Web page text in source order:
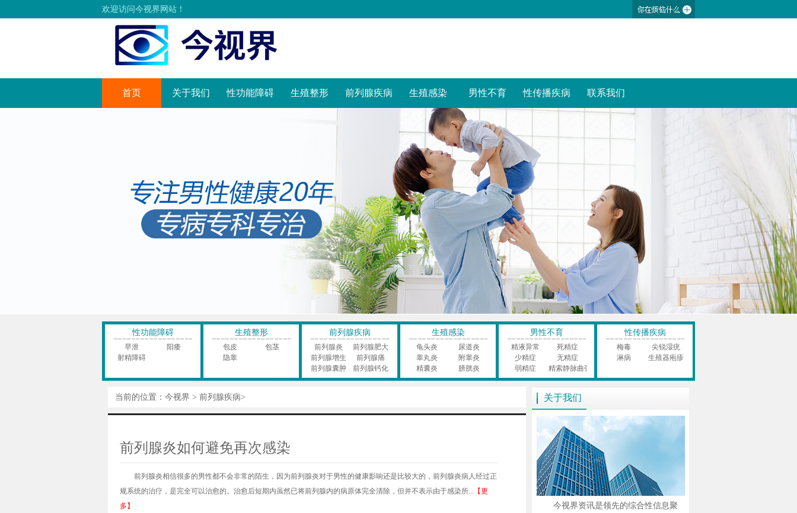
欢迎访问今视界网站！
首页 关于我们 性功能障碍 生殖整形 前列腺疾病 生殖感染 男性不育 性传播疾病 联系我们
性功能障碍
早泄
阳痿
射精障碍
生殖整形
包皮
包茎
隐睾
前列腺疾病
前列腺炎
前列腺肥大
前列腺增生
前列腺痛
前列腺囊肿
前列腺钙化
生殖感染
龟头炎
尿道炎
睾丸炎
附睾炎
精囊炎
膀胱炎
男性不育
精液异常
死精症
少精症
无精症
弱精症
精索静脉曲张
性传播疾病
梅毒
尖锐湿疣
淋病
生殖器疱疹
当前的位置： 今视界 > 前列腺疾病>
前列腺炎如何避免再次感染
前列腺炎相信很多的男性都不会非常的陌生，因为前列腺炎对于男性的健康影响还是比较大的，前列腺炎病人经过正
规系统的治疗，是完全可以治愈的。治愈后短期内虽然已将前列腺内的病原体完全清除，但并不表示由于感染所...
【更
多】
关于我们
今视界资讯是领先的综合性信息聚